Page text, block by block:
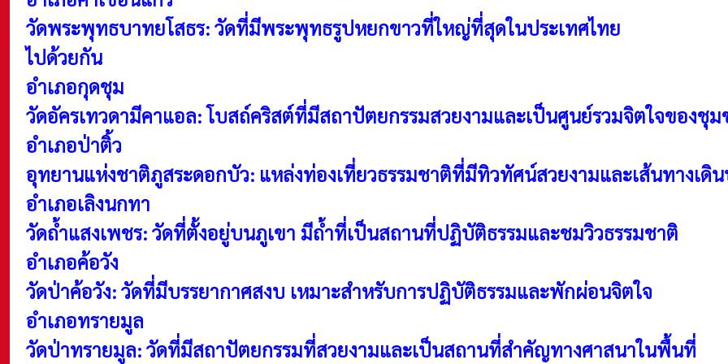
วัดพระพุทธบาทยโสธร: วัดที่มีพระพุทธรูปหยกขาวที่ใหญ่ที่สุดในประเทศไทย
ไปด้วยกัน
อำเภอกุดชุม
วัดอัครเทวดามีคาแอล: โบสถ์คริสต์ที่มีสถาปัตยกรรมสวยงามและเป็นศูนย์รวมจิตใจของชุ
อำเภอป่าติ้ว
อุทยานแห่งชาติภูสระดอกบัว: แหล่งท่องเที่ยวธรรมชาติที่มีทิวทัศน์สวยงามและเส้นทางเดิ
อำเภอเลิงนกทา
วัดถ้ำแสงเพชร: วัดที่ตั้งอยู่บนภูเขา มีถ้ำที่เป็นสถานที่ปฏิบัติธรรมและชมวิวธรรมชาติ
อำเภอค้อวัง
วัดป่าค้อวัง: วัดที่มีบรรยากาศสงบ เหมาะสำหรับการปฏิบัติธรรมและพักผ่อนจิตใจ
อำเภอทรายมูล
วัดป่าทรายมูล: วัดที่มีสถาปัตยกรรมที่สวยงามและเป็นสถานที่สำคัญทางศาสนาในพื้นที่